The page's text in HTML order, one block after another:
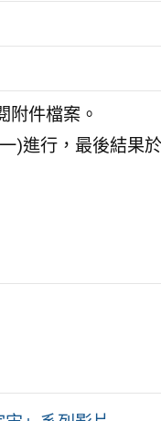
附件檔案。
)進行，最後結果於